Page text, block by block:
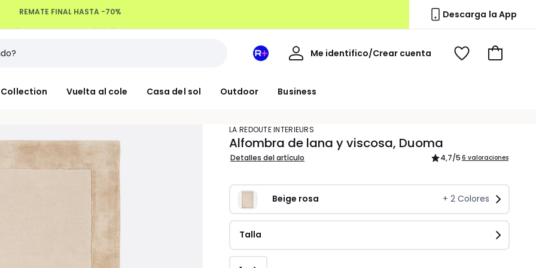
Devoluciones hasta 100 días Descarga la App
Collection Vuelta al cole Casa del sol Outdoor Business
Mi
Redoute
Me identifico/Crear cuenta
Mi
Ver
Ir
LA REDOUTE INTERIEURS
Alfombra de lana y viscosa, Duoma
Detalles del artículo 4,7/5 6 valoraciones
Beige rosa + 2Colores
Talla